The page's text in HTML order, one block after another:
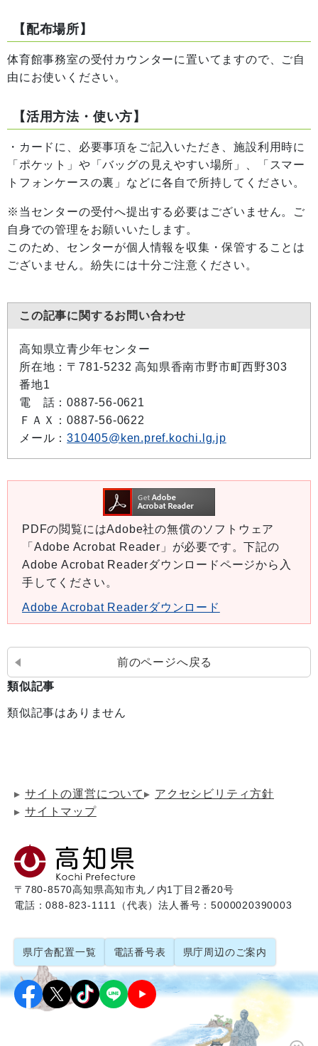
【配布場所】
体育館事務室の受付カウンターに置いてますので、ご自
由にお使いください。
【活用方法・使い方】
・カードに、必要事項をご記入いただき、施設利用時に
「ポケット」や「バッグの見えやすい場所」、「スマー
トフォンケースの裏」などに各自で所持してください。
※当センターの受付へ提出する必要はございません。ご
自身での管理をお願いいたします。
このため、センターが個人情報を収集・保管することは
ございません。紛失には十分ご注意ください。
この記事に関するお問い合わせ
高知県立青少年センター
所在地：〒781-5232 高知県香南市野市町西野303
番地1
電 話：0887-56-0621
ＦＡＸ：0887-56-0622
メール：310405@ken.pref.kochi.lg.jp
PDFの閲覧にはAdobe社の無償のソフトウェア
「Adobe Acrobat Reader」が必要です。下記の
Adobe Acrobat Readerダウンロードページから入
手してください。
Adobe Acrobat Readerダウンロード
前のページへ戻る
類似記事
類似記事はありません
サイトの運営について
アクセシビリティ方針
サイトマップ
〒780-8570高知県高知市丸ノ内1丁目2番20号
電話：088-823-1111（代表）法人番号：5000020390003
県庁舎配置一覧 電話番号表 県庁周辺のご案内